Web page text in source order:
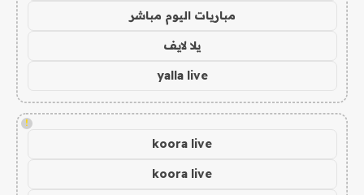
مباريات اليوم مباشر
يلا لايف
yalla live
!
koora live
koora live